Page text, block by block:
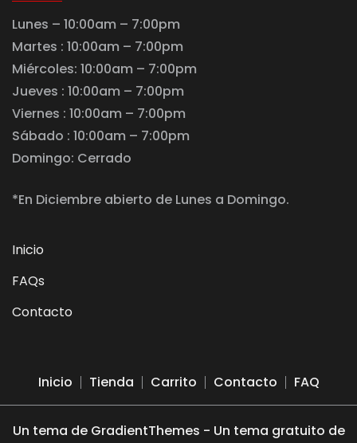
Lunes – 10:00am – 7:00pm
Martes : 10:00am – 7:00pm
Miércoles: 10:00am – 7:00pm
Jueves : 10:00am – 7:00pm
Viernes : 10:00am – 7:00pm
Sábado : 10:00am – 7:00pm
Domingo: Cerrado
*En Diciembre abierto de Lunes a Domingo.
Inicio
FAQs
Contacto
Inicio Tienda Carrito Contacto FAQ
Un tema de GradientThemes - Un tema gratuito de